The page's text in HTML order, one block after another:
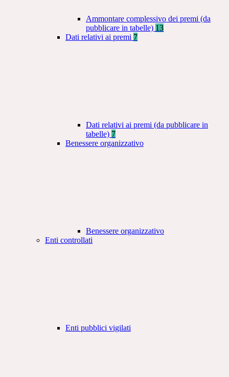
Ammontare complessivo dei premi (da
pubblicare in tabelle) 13
Dati relativi ai premi 7
Dati relativi ai premi (da pubblicare in
tabelle) 7
Benessere organizzativo
Benessere organizzativo
Enti controllati
Enti pubblici vigilati